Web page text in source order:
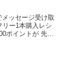
ッセージ受け取
リー1本購入レシ
ポイントが 先着5